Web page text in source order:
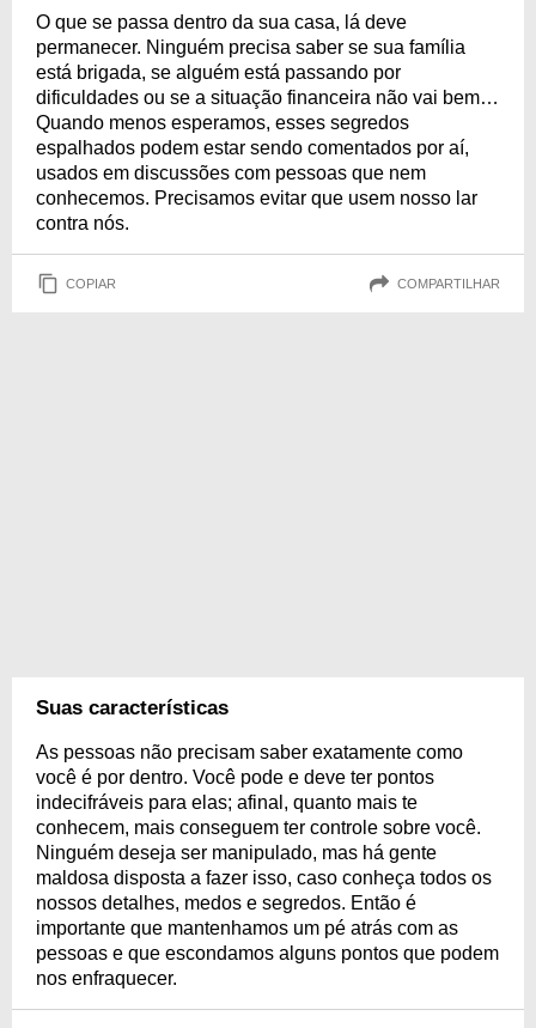
O que se passa dentro da sua casa, lá deve
permanecer. Ninguém precisa saber se sua família
está brigada, se alguém está passando por
dificuldades ou se a situação financeira não vai bem…
Quando menos esperamos, esses segredos
espalhados podem estar sendo comentados por aí,
usados em discussões com pessoas que nem
conhecemos. Precisamos evitar que usem nosso lar
contra nós.
COPIAR COMPARTILHAR
Suas características
As pessoas não precisam saber exatamente como
você é por dentro. Você pode e deve ter pontos
indecifráveis para elas; afinal, quanto mais te
conhecem, mais conseguem ter controle sobre você.
Ninguém deseja ser manipulado, mas há gente
maldosa disposta a fazer isso, caso conheça todos os
nossos detalhes, medos e segredos. Então é
importante que mantenhamos um pé atrás com as
pessoas e que escondamos alguns pontos que podem
nos enfraquecer.